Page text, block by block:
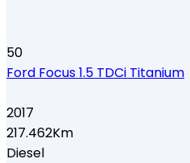
50
Ford Focus 1.5 TDCi Titanium
2017
217.462Km
Diesel